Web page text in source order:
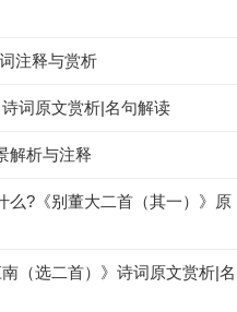
注释与赏析
词原文赏析|名句解读
解析与注释
么?《别董大二首（其一）》原
（选二首）》诗词原文赏析|名